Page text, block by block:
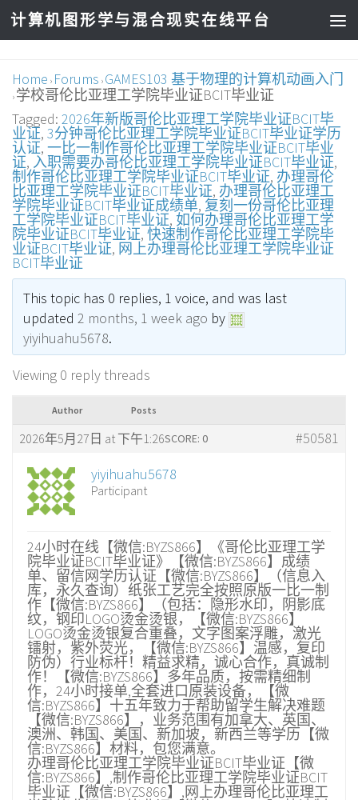
计算机图形学与混合现实在线平台
Home › Forums › GAMES103 基于物理的计算机动画入门
› 学校哥伦比亚理工学院毕业证BCIT毕业证
Tagged: 2026年新版哥伦比亚理工学院毕业证BCIT毕
业证, 3分钟哥伦比亚理工学院毕业证BCIT毕业证学历
认证, 一比一制作哥伦比亚理工学院毕业证BCIT毕业
证, 入职需要办哥伦比亚理工学院毕业证BCIT毕业证,
制作哥伦比亚理工学院毕业证BCIT毕业证, 办理哥伦
比亚理工学院毕业证BCIT毕业证, 办理哥伦比亚理工
学院毕业证BCIT毕业证成绩单, 复刻一份哥伦比亚理
工学院毕业证BCIT毕业证, 如何办理哥伦比亚理工学
院毕业证BCIT毕业证, 快速制作哥伦比亚理工学院毕
业证BCIT毕业证, 网上办理哥伦比亚理工学院毕业证
BCIT毕业证
This topic has 0 replies, 1 voice, and was last
updated 2 months, 1 week ago by
yiyihuahu5678.
Viewing 0 reply threads
Author Posts
2026年5月27日 at 下午1:26 #50581
SCORE: 0
yiyihuahu5678
Participant
24小时在线【微信:BYZS866】《哥伦比亚理工学
院毕业证BCIT毕业证》【微信:BYZS866】成绩
单、留信网学历认证【微信:BYZS866】（信息入
库，永久查询）纸张工艺完全按照原版一比一制
作【微信:BYZS866】（包括：隐形水印，阴影底
纹，钢印LOGO烫金烫银，【微信:BYZS866】
LOGO烫金烫银复合重叠，文字图案浮雕，激光
镭射，紫外荧光，【微信:BYZS866】温感，复印
防伪）行业标杆！精益求精，诚心合作，真诚制
作！【微信:BYZS866】多年品质，按需精细制
作，24小时接单,全套进口原装设备，【微
信:BYZS866】十五年致力于帮助留学生解决难题
【微信:BYZS866】，业务范围有加拿大、英国、
澳洲、韩国、美国、新加坡，新西兰等学历【微
信:BYZS866】材料，包您满意。
办理哥伦比亚理工学院毕业证BCIT毕业证【微
信:BYZS866】,制作哥伦比亚理工学院毕业证BCIT
毕业证【微信:BYZS866】,网上办理哥伦比亚理工